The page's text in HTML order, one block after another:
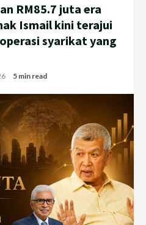
RM85.7 juta era
Ismail kini terajui
syarikat yang
5 min read